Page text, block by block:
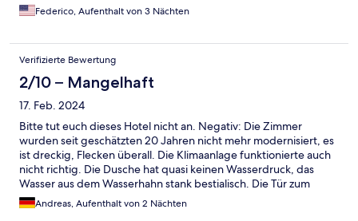
Federico, Aufenthalt von 3 Nächten
Verifizierte Bewertung
2/10 – Mangelhaft
17. Feb. 2024
Bitte tut euch dieses Hotel nicht an. Negativ: Die Zimmer
wurden seit geschätzten 20 Jahren nicht mehr modernisiert, es
ist dreckig, Flecken überall. Die Klimaanlage funktionierte auch
nicht richtig. Die Dusche hat quasi keinen Wasserdruck, das
Wasser aus dem Wasserhahn stank bestialisch. Die Tür zum
Balkon konnte man nicht verschließen. Poolliegen vergammelt,
Spielgerät rostig, Treppengeländer lebensgefährlich, keine
Andreas, Aufenthalt von 2 Nächten